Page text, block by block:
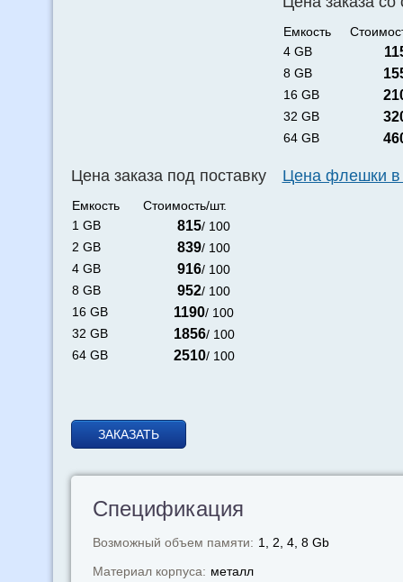
Цена заказа под поставку
Емкость
Стоимость/шт.
1 GB
815/ 100
2 GB
839/ 100
4 GB
916/ 100
8 GB
952/ 100
16 GB
1190/ 100
32 GB
1856/ 100
64 GB
2510/ 100
Емкость
4 GB
8 GB
16 GB
32 GB
64 GB
Цена флешки в
ЗАКАЗАТЬ
Спецификация
Возможный объем памяти: 1, 2, 4, 8 Gb
Материал корпуса: металл